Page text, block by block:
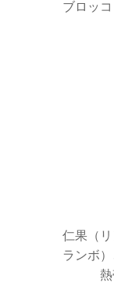
ブロッ
仁果（
ランボ